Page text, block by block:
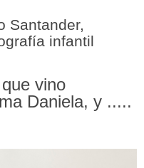
Santander,
infantil
vino
Daniela, y .....